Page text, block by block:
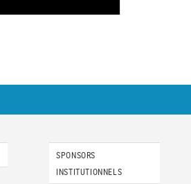
SPONSORS
INSTITUTIONNELS